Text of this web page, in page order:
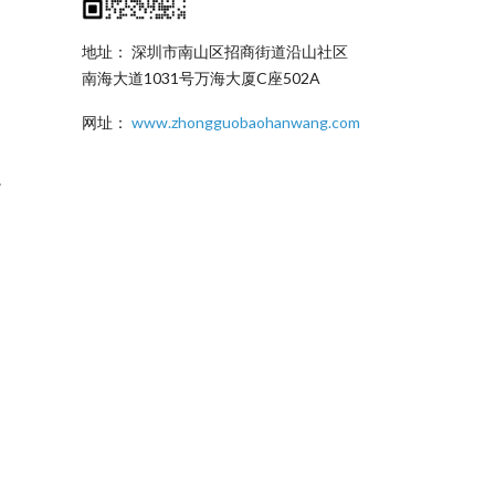
地址： 深圳市南山区招商街道沿山社区
南海大道1031号万海大厦C座502A
网址： www.zhongguobaohanwang.com